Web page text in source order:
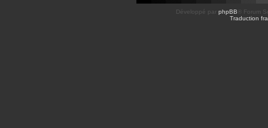
Développé par phpBB ® Forum
Traduction